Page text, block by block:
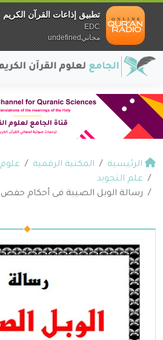
الرئيسية المكتبة الرقمية
علوم
علم التجويد
رسالة الوبل الصيبة فى أحكام
تطبيق إذاعات القرآن الكريم
EDC
مجانيundefined